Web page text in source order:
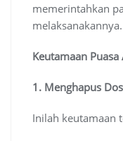
memerintahkan
melaksanakannya.
Keutamaan Puasa
1. Menghapus
Inilah keutamaan